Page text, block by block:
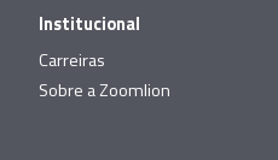
Institucional
Carreiras
Sobre a Zoomlion